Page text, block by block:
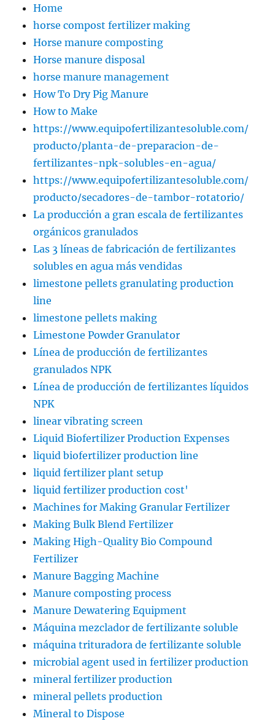
Home
horse compost fertilizer making
Horse manure composting
Horse manure disposal
horse manure management
How To Dry Pig Manure
How to Make
https://www.equipofertilizantesoluble.com/
producto/planta-de-preparacion-de-
fertilizantes-npk-solubles-en-agua/
https://www.equipofertilizantesoluble.com/
producto/secadores-de-tambor-rotatorio/
La producción a gran escala de fertilizantes
orgánicos granulados
Las 3 líneas de fabricación de fertilizantes
solubles en agua más vendidas
limestone pellets granulating production
line
limestone pellets making
Limestone Powder Granulator
Línea de producción de fertilizantes
granulados NPK
Línea de producción de fertilizantes líquidos
NPK
linear vibrating screen
Liquid Biofertilizer Production Expenses
liquid biofertilizer production line
liquid fertilizer plant setup
liquid fertilizer production cost'
Machines for Making Granular Fertilizer
Making Bulk Blend Fertilizer
Making High-Quality Bio Compound
Fertilizer
Manure Bagging Machine
Manure composting process
Manure Dewatering Equipment
Máquina mezclador de fertilizante soluble
máquina trituradora de fertilizante soluble
microbial agent used in fertilizer production
mineral fertilizer production
mineral pellets production
Mineral to Dispose